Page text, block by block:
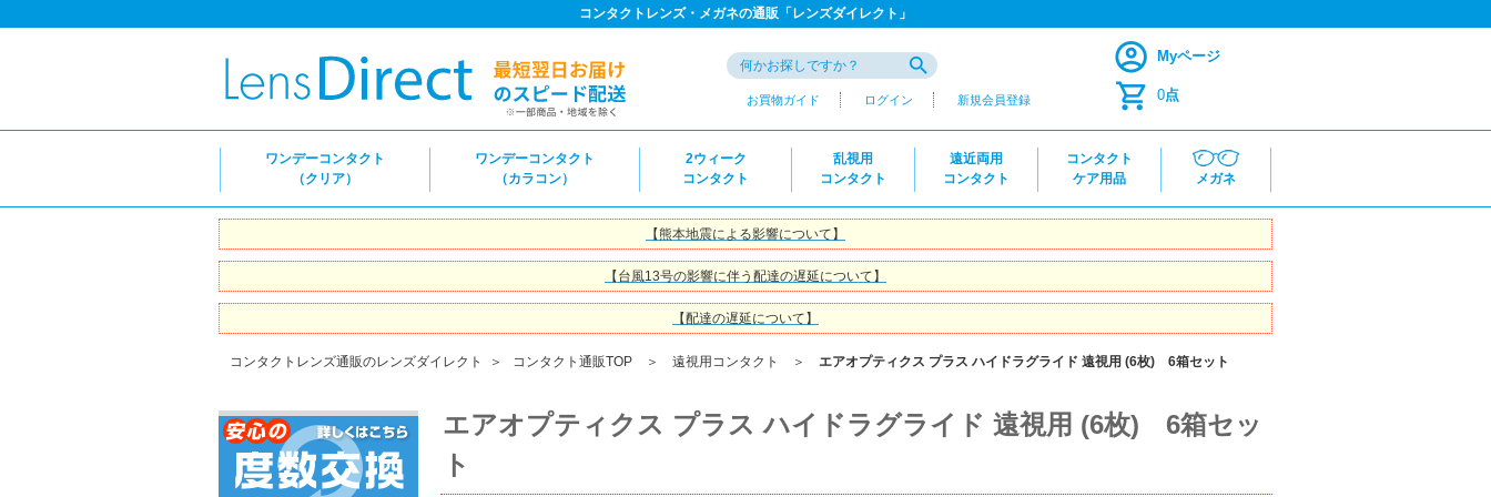
コンタクトレンズ・メガネの通販「レンズダイレクト」
お買物ガイド ログイン 新規会員登録
Myページ
0点
ワンデーコンタクト
（クリア）
ワンデーコンタクト
（カラコン）
2ウィーク
コンタクト
乱視用
コンタクト
遠近両用
コンタクト
コンタクト
ケア用品
メガネ
【熊本地震による影響について】
【台風13号の影響に伴う配達の遅延について】
【配達の遅延について】
コンタクトレンズ通販のレンズダイレクト ＞ コンタクト通販TOP ＞ 遠視用コンタクト ＞ エアオプティクス プラス ハイドラグライド 遠視用 (6枚) 6箱セット
エアオプティクス プラス ハイドラグライド 遠視用 (6枚) 6箱セッ
ト